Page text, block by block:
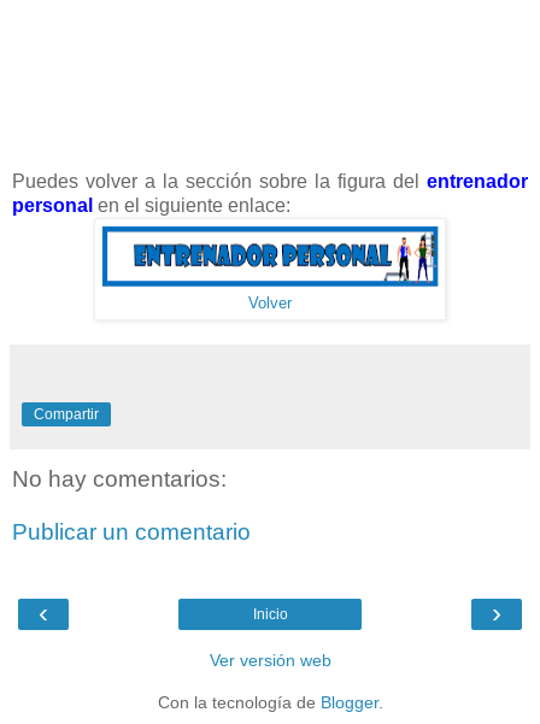
Puedes volver a la sección sobre la figura del entrenador
personal en el siguiente enlace:
Volver
Compartir
No hay comentarios:
Publicar un comentario
‹ ›
Inicio
Ver versión web
Con la tecnología de Blogger.